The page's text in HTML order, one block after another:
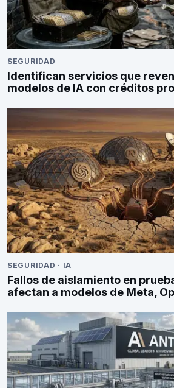
SEGURIDAD
Identifican servicios que
modelos de IA con créditos
SEGURIDAD · IA
Fallos de aislamiento en
afectan a modelos de Meta,